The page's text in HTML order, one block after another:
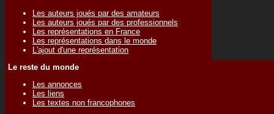
Les auteurs joués par des amateurs
Les auteurs joués par des professionnels
Les représentations en France
Les représentations dans le monde
L'ajout d'une représentation
Le reste du monde
Les annonces
Les liens
Les textes non francophones